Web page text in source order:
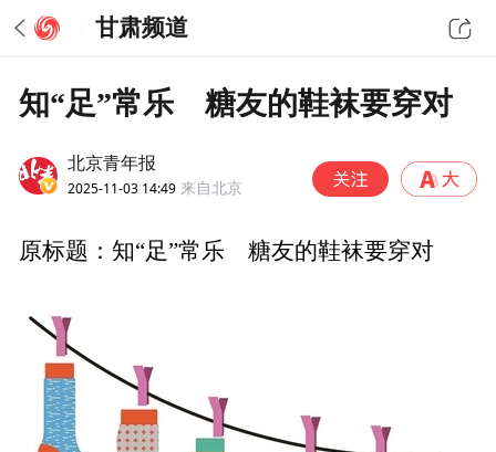
甘肃频道
知“足”常乐 糖友的鞋袜要穿对
北京青年报
2025-11-03 14:49 来自北京
原标题：知“足”常乐 糖友的鞋袜要穿对